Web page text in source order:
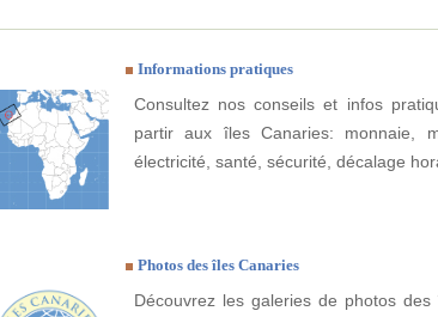
Informations pratiques
Consultez nos conseils et infos
partir aux îles Canaries: monnaie,
électricité, santé, sécurité, décalage
Photos des îles Canaries
Découvrez les galeries de photos des